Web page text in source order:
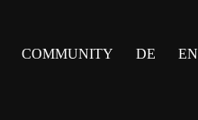
COMMUNITY DE EN